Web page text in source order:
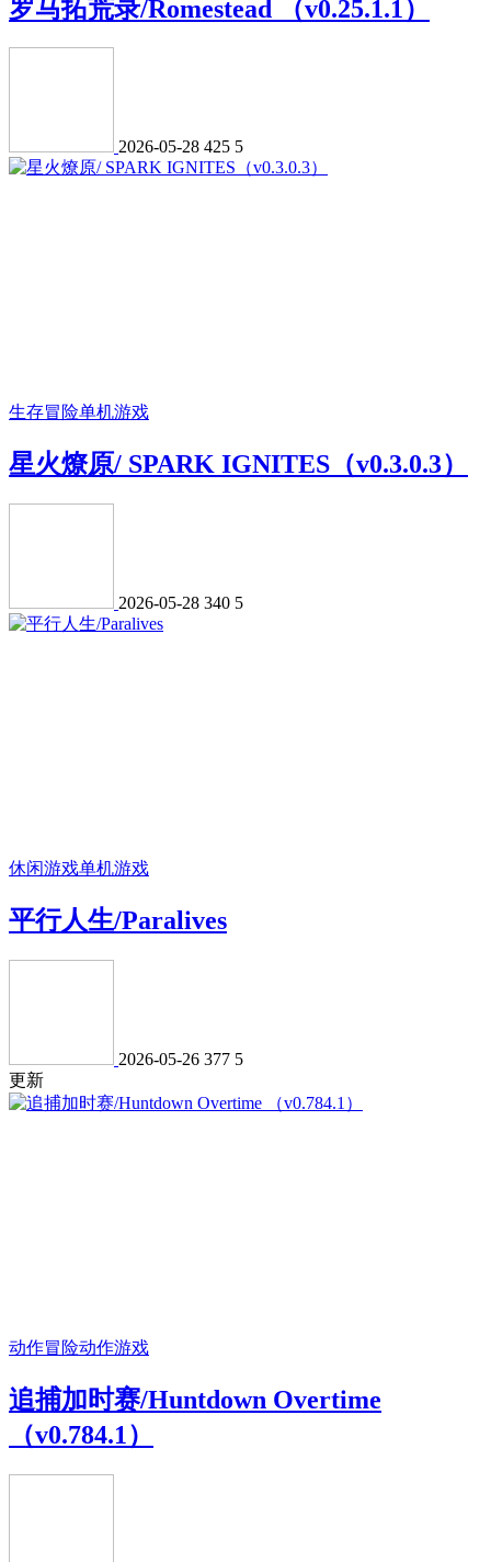
罗马拓荒录/Romestead （v0.25.1.1）
2026-05-28 425 5
生存冒险单机游戏
星火燎原/ SPARK IGNITES（v0.3.0.3）
2026-05-28 340 5
休闲游戏单机游戏
平行人生/Paralives
2026-05-26 377 5
更新
动作冒险动作游戏
追捕加时赛/Huntdown Overtime
（v0.784.1）